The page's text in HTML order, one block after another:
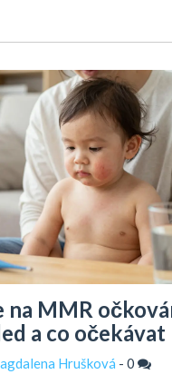
na MMR
a co očekávat
Hrušková - 0